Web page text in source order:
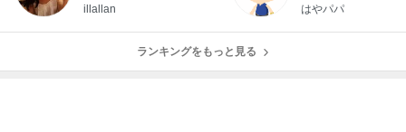
illallan はやパパ
ランキングをもっと見る